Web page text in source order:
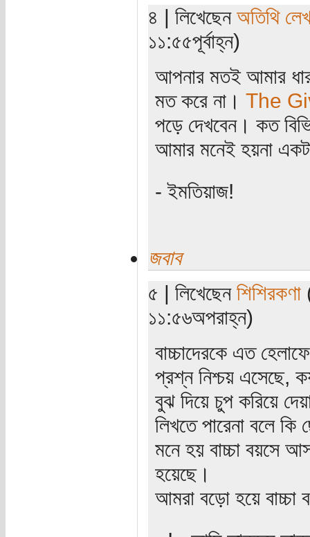
৪ | লিখেছেন অতিথি
১১:৫৫পূর্বাহ্ন)
আপনার মতই আমার
মত করে না। The
পড়ে দেখবেন। কত
আমার মনেই হয়না একটা
- ইমতিয়াজ!
জবাব
৫ | লিখেছেন শিশিরকণা
১১:৫৬অপরাহ্ন)
বাচ্চাদেরকে এত
প্রশ্ন নিশ্চয় এসেছে,
বুঝ দিয়ে চুপ করিয়ে
লিখতে পারেনা বলে
মনে হয় বাচ্চা বয়সে
হয়েছে।
আমরা বড়ো হয়ে বাচ্চা